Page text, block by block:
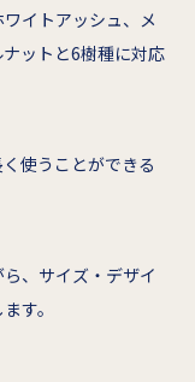
イトアッシュ、メ
ットと6樹種に対応
使うことができる
、サイズ・デザイ
す。